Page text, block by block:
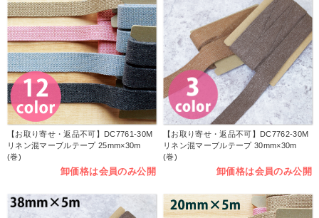
【お取り寄せ・返品不可】DC7761-30M
リネン混マーブルテープ 25mm×30m
(巻)
卸価格は会員のみ公開
【お取り寄せ・返品不可】DC7762-30M
リネン混マーブルテープ 30mm×30m
(巻)
卸価格は会員のみ公開